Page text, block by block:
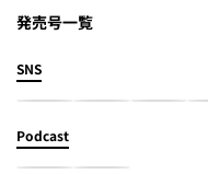
発売号一覧
SNS
Podcast